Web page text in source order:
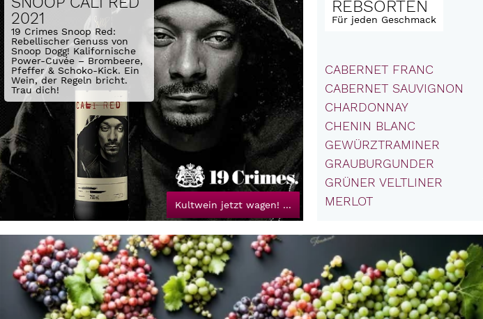
REBSORTEN
Für jeden Geschmack
CABERNET FRANC
CABERNET SAUVIGNON
CHARDONNAY
CHENIN BLANC
GEWÜRZTRAMINER
GRAUBURGUNDER
GRÜNER VELTLINER
MERLOT
2021
19 Crimes Snoop Red:
Rebellischer Genuss von
Snoop Dogg! Kalifornische
Power-Cuvée – Brombeere,
Pfeffer & Schoko-Kick. Ein
Wein, der Regeln bricht.
Trau dich!
Kultwein jetzt wagen! ...